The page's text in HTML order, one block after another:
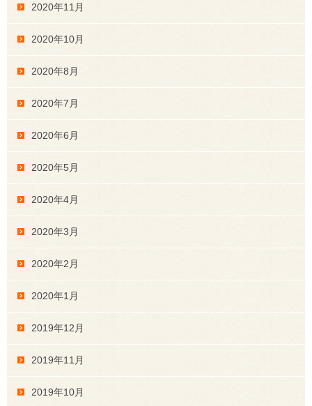
2020年11月
2020年10月
2020年8月
2020年7月
2020年6月
2020年5月
2020年4月
2020年3月
2020年2月
2020年1月
2019年12月
2019年11月
2019年10月